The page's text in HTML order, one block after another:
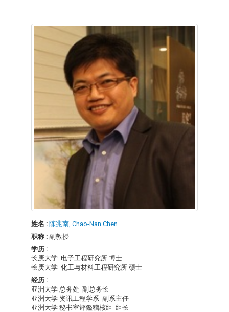
姓名 : 陈兆南, Chao-Nan Chen
职称 : 副教授
学历 :
长庚大学 电子工程研究所 博士
长庚大学 化工与材料工程研究所 硕士
经历 :
亚洲大学 总务处_副总务长
亚洲大学 资讯工程学系_副系主任
亚洲大学 秘书室评鑑稽核组_组长